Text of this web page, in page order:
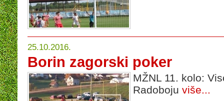
25.10.2016.
Borin zagorski poker
MŽNL 11. kolo:
Radoboju više...